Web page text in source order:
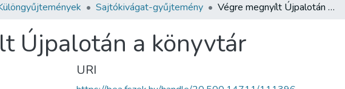
Sajtókivágat-gyűjtemény Végre megnyílt Újpalotán a könyvtár
Újpalotán a könyvtár
URI